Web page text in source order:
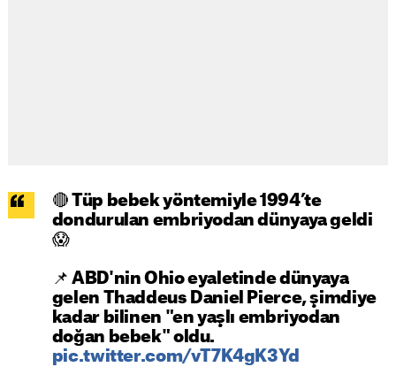
🔴 Tüp bebek yöntemiyle 1994’te
dondurulan embriyodan dünyaya geldi
😱
📌 ABD'nin Ohio eyaletinde dünyaya
gelen Thaddeus Daniel Pierce, şimdiye
kadar bilinen "en yaşlı embriyodan
doğan bebek" oldu.
pic.twitter.com/vT7K4gK3Yd